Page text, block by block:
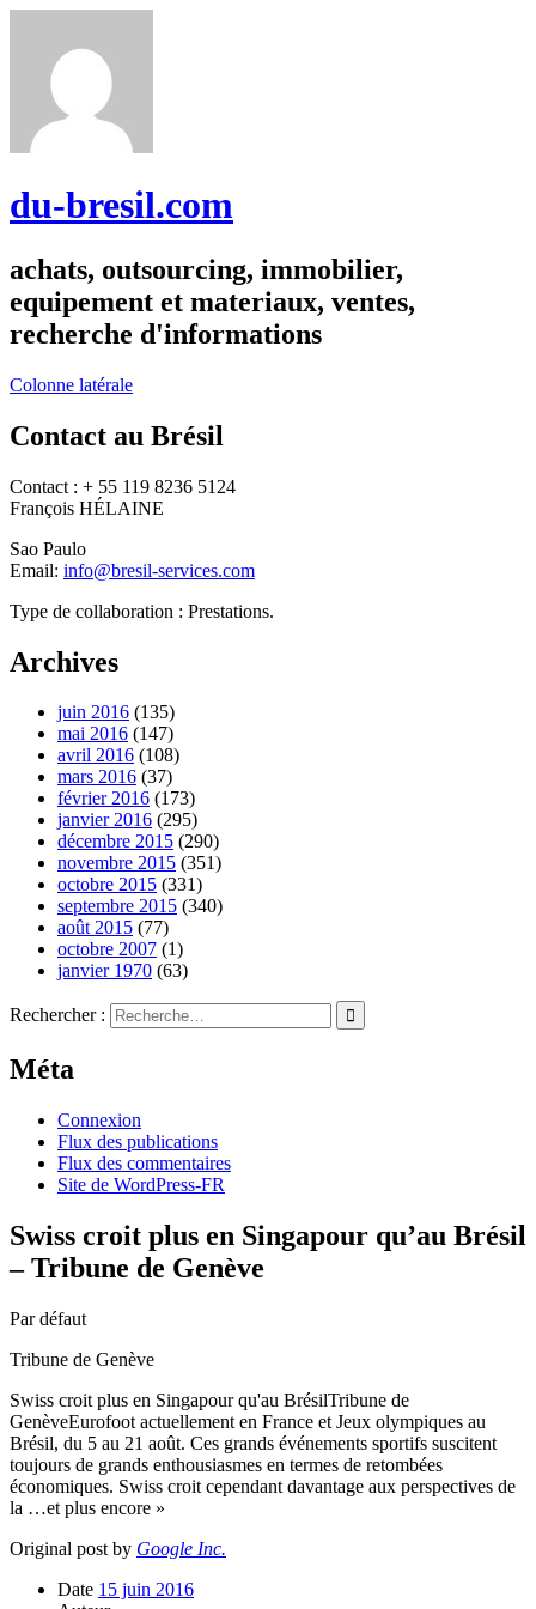
du-bresil.com
achats, outsourcing, immobilier,
equipement et materiaux, ventes,
recherche d'informations
Colonne latérale
Contact au Brésil
Contact : + 55 119 8236 5124
François HÉLAINE
Sao Paulo
Email: info@bresil-services.com
Type de collaboration : Prestations.
Archives
juin 2016 (135)
mai 2016 (147)
avril 2016 (108)
mars 2016 (37)
février 2016 (173)
janvier 2016 (295)
décembre 2015 (290)
novembre 2015 (351)
octobre 2015 (331)
septembre 2015 (340)
août 2015 (77)
octobre 2007 (1)
janvier 1970 (63)
Rechercher :
Méta
Connexion
Flux des publications
Flux des commentaires
Site de WordPress-FR
Swiss croit plus en Singapour qu’au Brésil
– Tribune de Genève
Par défaut
Tribune de Genève
Swiss croit plus en Singapour qu'au BrésilTribune de
GenèveEurofoot actuellement en France et Jeux olympiques au
Brésil, du 5 au 21 août. Ces grands événements sportifs suscitent
toujours de grands enthousiasmes en termes de retombées
économiques. Swiss croit cependant davantage aux perspectives de
la …et plus encore »
Original post by Google Inc.
Date 15 juin 2016